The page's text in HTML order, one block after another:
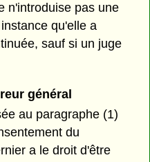
n'introduise pas une
qu'elle a
sauf si un juge
général
au paragraphe (1)
du
a le droit d'être